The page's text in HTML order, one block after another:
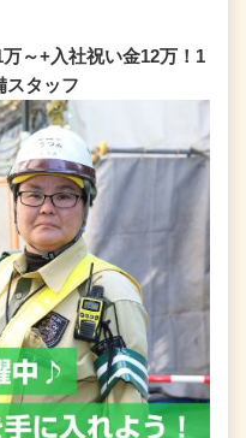
～+入社祝い金12万！1
スタッフ